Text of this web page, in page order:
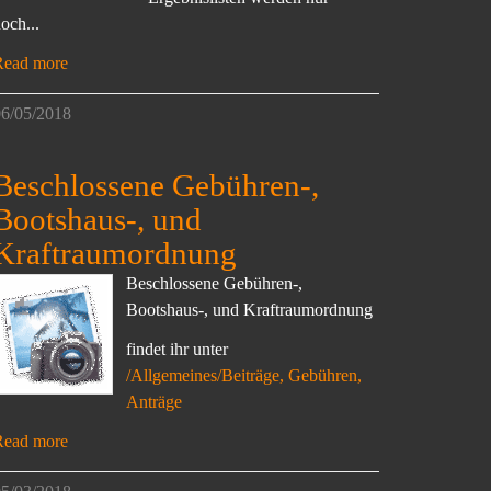
more
05/2018
Gebühren-,
, und
Beschlossene Gebühren-,
Bootshaus-, und Kraftraumordnung
findet ihr unter
/Allgemeines/Beiträge, Gebühren,
Anträge
more